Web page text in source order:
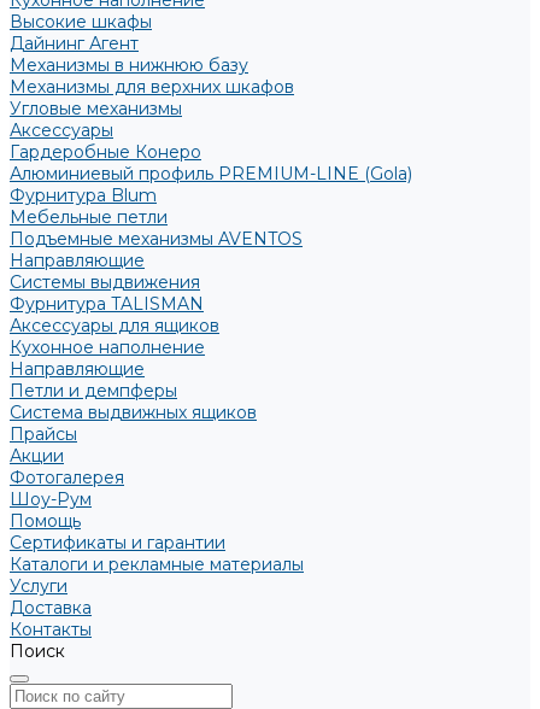
Высокие шкафы
Дайнинг Агент
Механизмы в нижнюю базу
Механизмы для верхних шкафов
Угловые механизмы
Аксессуары
Гардеробные Конеро
Алюминиевый профиль PREMIUM-LINE (Gola)
Фурнитура Blum
Мебельные петли
Подъемные механизмы AVENTOS
Направляющие
Системы выдвижения
Фурнитура TALISMAN
Аксессуары для ящиков
Кухонное наполнение
Направляющие
Петли и демпферы
Система выдвижных ящиков
Прайсы
Акции
Фотогалерея
Шоу-Рум
Помощь
Сертификаты и гарантии
Каталоги и рекламные материалы
Услуги
Доставка
Контакты
Поиск